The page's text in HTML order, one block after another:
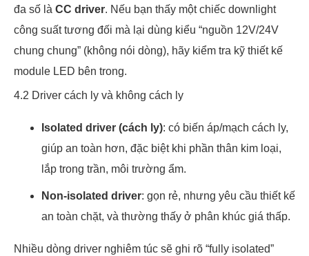
đa số là CC driver. Nếu bạn thấy một chiếc downlight
công suất tương đối mà lại dùng kiểu “nguồn 12V/24V
chung chung” (không nói dòng), hãy kiểm tra kỹ thiết kế
module LED bên trong.
4.2 Driver cách ly và không cách ly
Isolated driver (cách ly): có biến áp/mạch cách ly,
giúp an toàn hơn, đặc biệt khi phần thân kim loại,
lắp trong trần, môi trường ẩm.
Non-isolated driver: gọn rẻ, nhưng yêu cầu thiết kế
an toàn chặt, và thường thấy ở phân khúc giá thấp.
Nhiều dòng driver nghiêm túc sẽ ghi rõ “fully isolated”